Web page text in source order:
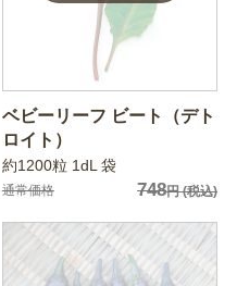
ベビーリーフ ビート（デト
ロイト）
約1200粒 1dL 袋
通常価格 748円(税込)